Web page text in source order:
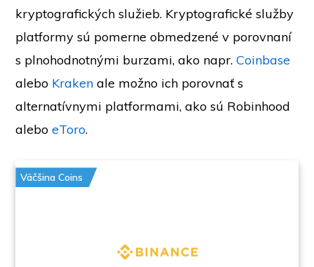
kryptografických služieb. Kryptografické služby
platformy sú pomerne obmedzené v porovnaní
s plnohodnotnými burzami, ako napr.Coinbase
alebo Kraken ale možno ich porovnať s
alternatívnymi platformami, ako sú Robinhood
aleboeToro.
Väčšina Coins